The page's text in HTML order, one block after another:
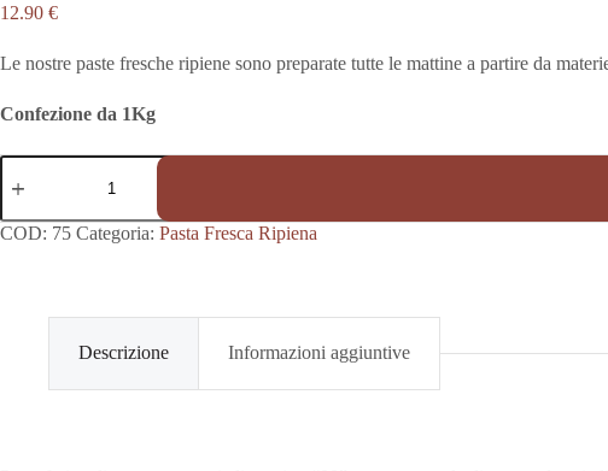
12.90 €
Le nostre paste fresche ripiene sono preparate tutte le mattine a partire da
Confezione da 1Kg
Ravioli
alla
quantità
COD: 75 Categoria: Pasta Fresca Ripiena
Descrizione Informazioni aggiuntive